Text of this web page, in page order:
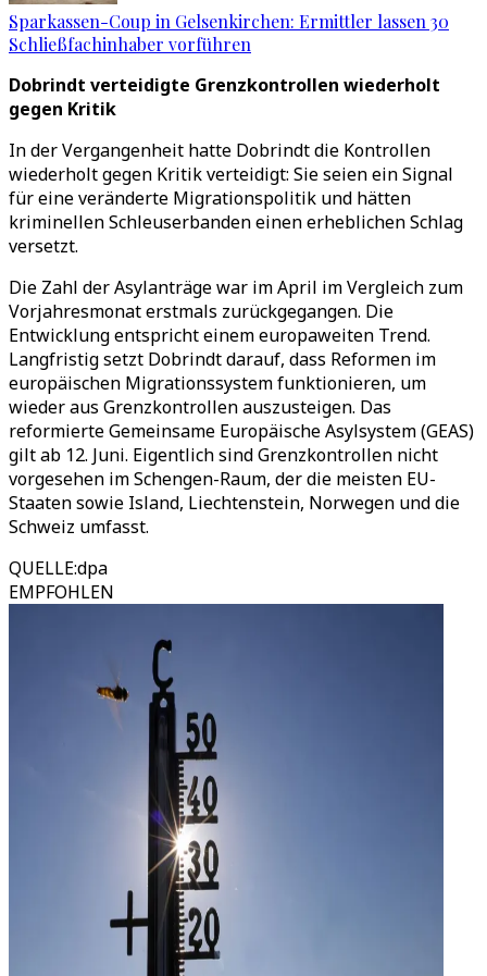
Sparkassen-Coup in Gelsenkirchen: Ermittler lassen 30
Schließfachinhaber vorführen
Dobrindt verteidigte Grenzkontrollen wiederholt
gegen Kritik
In der Vergangenheit hatte Dobrindt die Kontrollen
wiederholt gegen Kritik verteidigt: Sie seien ein Signal
für eine veränderte Migrationspolitik und hätten
kriminellen Schleuserbanden einen erheblichen Schlag
versetzt.
Die Zahl der Asylanträge war im April im Vergleich zum
Vorjahresmonat erstmals zurückgegangen. Die
Entwicklung entspricht einem europaweiten Trend.
Langfristig setzt Dobrindt darauf, dass Reformen im
europäischen Migrationssystem funktionieren, um
wieder aus Grenzkontrollen auszusteigen. Das
reformierte Gemeinsame Europäische Asylsystem (GEAS)
gilt ab 12. Juni. Eigentlich sind Grenzkontrollen nicht
vorgesehen im Schengen-Raum, der die meisten EU-
Staaten sowie Island, Liechtenstein, Norwegen und die
Schweiz umfasst.
QUELLE:dpa
EMPFOHLEN